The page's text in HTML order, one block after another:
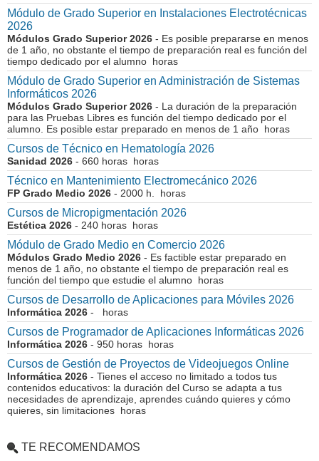
Módulo de Grado Superior en Instalaciones Electrotécnicas
2026
Módulos Grado Superior 2026 - Es posible prepararse en menos
de 1 año, no obstante el tiempo de preparación real es función del
tiempo dedicado por el alumno horas
Módulo de Grado Superior en Administración de Sistemas
Informáticos 2026
Módulos Grado Superior 2026 - La duración de la preparación
para las Pruebas Libres es función del tiempo dedicado por el
alumno. Es posible estar preparado en menos de 1 año horas
Cursos de Técnico en Hematología 2026
Sanidad 2026 - 660 horas horas
Técnico en Mantenimiento Electromecánico 2026
FP Grado Medio 2026 - 2000 h. horas
Cursos de Micropigmentación 2026
Estética 2026 - 240 horas horas
Módulo de Grado Medio en Comercio 2026
Módulos Grado Medio 2026 - Es factible estar preparado en
menos de 1 año, no obstante el tiempo de preparación real es
función del tiempo que estudie el alumno horas
Cursos de Desarrollo de Aplicaciones para Móviles 2026
Informática 2026 - horas
Cursos de Programador de Aplicaciones Informáticas 2026
Informática 2026 - 950 horas horas
Cursos de Gestión de Proyectos de Videojuegos Online
Informática 2026 - Tienes el acceso no limitado a todos tus
contenidos educativos: la duración del Curso se adapta a tus
necesidades de aprendizaje, aprendes cuándo quieres y cómo
quieres, sin limitaciones horas
TE RECOMENDAMOS